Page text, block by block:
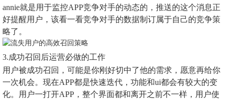
annie就是用于监控APP竞争对手的动态的，推送的这个消息正
好提醒用户，该看一看竞争对手的数据制订属于自己的竞争策
略了。
3.成功召回后运营必做的工作
用户被成功召回，可能是你刚好切中了他的需求，愿意再给你
一次机会。现在APP都是快速迭代，功能和ui都会有较大的变
化。用户一打开APP，整个界面都和离开之前不一样，用户使